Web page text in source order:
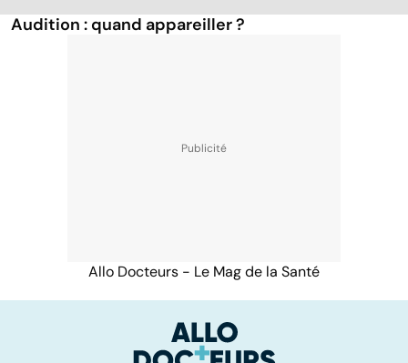
Audition : quand appareiller ?
Allo Docteurs - Le Mag de la Santé